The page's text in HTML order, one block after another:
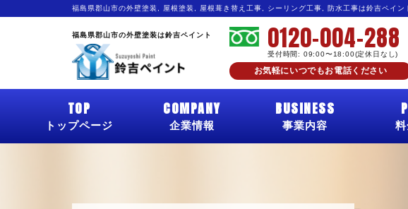
福島県郡山市の外壁塗装, 屋根塗装, 屋根葺き替え工事, シーリング工事, 防水工事は鈴吉ペイン
福島県郡山市の外壁塗装は鈴吉ペイント 0120-004-288
受付時間: 09:00〜18:00(定休日なし)
お気軽にいつでもお電話ください
TOP
トップページ
COMPANY
企業情報
BUSINESS
事業内容